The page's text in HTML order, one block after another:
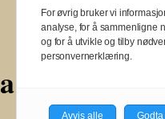
aa
For øvrig bruker vi
analyse, for å sammenligne
og for å utvikle og tilby
personvernerklæring.
Avvis alle